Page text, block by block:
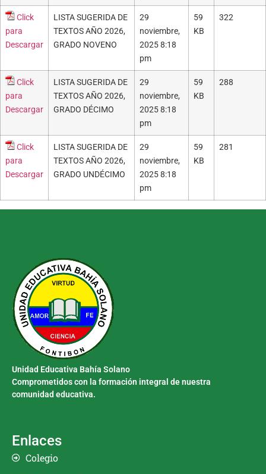
Click
para
Descargar
LISTA SUGERIDA DE
TEXTOS AÑO 2026,
GRADO NOVENO
29
noviembre,
2025 8:18
pm
59
KB
322
Click
para
Descargar
LISTA SUGERIDA DE
TEXTOS AÑO 2026,
GRADO DÉCIMO
29
noviembre,
2025 8:18
pm
59
KB
288
Click
para
Descargar
LISTA SUGERIDA DE
TEXTOS AÑO 2026,
GRADO UNDÉCIMO
29
noviembre,
2025 8:18
pm
59
KB
281
Unidad Educativa Bahía Solano
Comprometidos con la formación integral de nuestra
comunidad educativa.
Enlaces
Colegio